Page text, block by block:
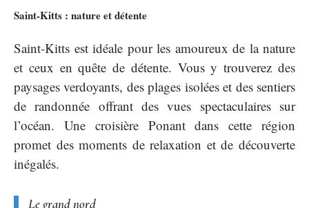
Saint-Kitts : nature et détente
Saint-Kitts est idéale pour les amoureux de la nature
et ceux en quête de détente. Vous y trouverez des
paysages verdoyants, des plages isolées et des sentiers
de randonnée offrant des vues spectaculaires sur
l’océan. Une croisière Ponant dans cette région
promet des moments de relaxation et de découverte
inégalés.
Le grand nord